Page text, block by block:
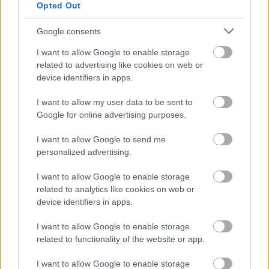
Opted Out
Google consents
I want to allow Google to enable storage
related to advertising like cookies on web or
device identifiers in apps.
I want to allow my user data to be sent to
Google for online advertising purposes.
I want to allow Google to send me
personalized advertising.
I want to allow Google to enable storage
related to analytics like cookies on web or
device identifiers in apps.
I want to allow Google to enable storage
related to functionality of the website or app.
I want to allow Google to enable storage
11 éve
@maxval bircaman szerkesztő
: De akkor
lépjünk ki az eu-ból, takarodjon el az összes külföldi
érdekeltségű vállalat, legyen minden magyar
kézben, aztán majd biztos jobb lesz.
Mr Long
11 éve
@geegee: De sanyaru nektek ott a komcsi eszakon! :)
maxval bircaman felelős szerkesztő
@Philosoraptor HÁ
Bokszzsák/Sztár/Megmondóembör